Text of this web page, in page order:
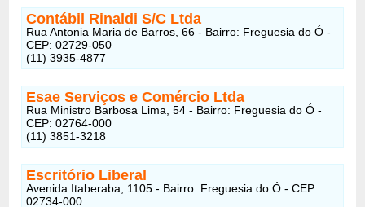
Contábil Rinaldi S/C Ltda
Rua Antonia Maria de Barros, 66 - Bairro: Freguesia do Ó -
CEP: 02729-050
(11) 3935-4877
Esae Serviços e Comércio Ltda
Rua Ministro Barbosa Lima, 54 - Bairro: Freguesia do Ó -
CEP: 02764-000
(11) 3851-3218
Escritório Liberal
Avenida Itaberaba, 1105 - Bairro: Freguesia do Ó - CEP:
02734-000